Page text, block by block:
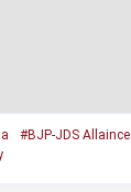
#BJP-JDS Allaince